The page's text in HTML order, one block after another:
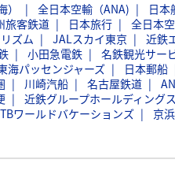
全日本空輸（ANA) 日本
旅客鉄道 日本旅行 全日本
ズム JALスカイ東京 近鉄
小田急電鉄 名鉄観光サー
海パッセンジャーズ 日本郵船
川崎汽船 名古屋鉄道
近鉄グループホールディングス
ワールドバケーションズ 京